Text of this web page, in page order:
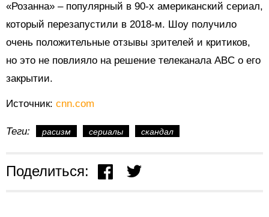
«Розанна» – популярный в 90-х американский сериал,
который перезапустили в 2018-м. Шоу получило
очень положительные отзывы зрителей и критиков,
но это не повлияло на решение телеканала ABC о его
закрытии.
Источник: cnn.com
Теги: расизм сериалы скандал
Поделиться: